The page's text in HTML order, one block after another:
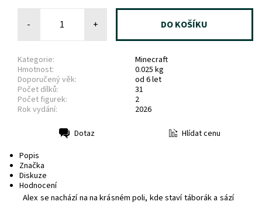
- +
Kategorie:
Minecraft
Hmotnost:
0.025 kg
Doporučený věk:
od 6 let
Počet dílků:
31
Počet figurek:
2
Rok vydání:
2026
Dotaz
Hlídat cenu
Popis
Značka
Diskuze
Hodnocení
Alex se nachází na na krásném poli, kde staví táborák a sází